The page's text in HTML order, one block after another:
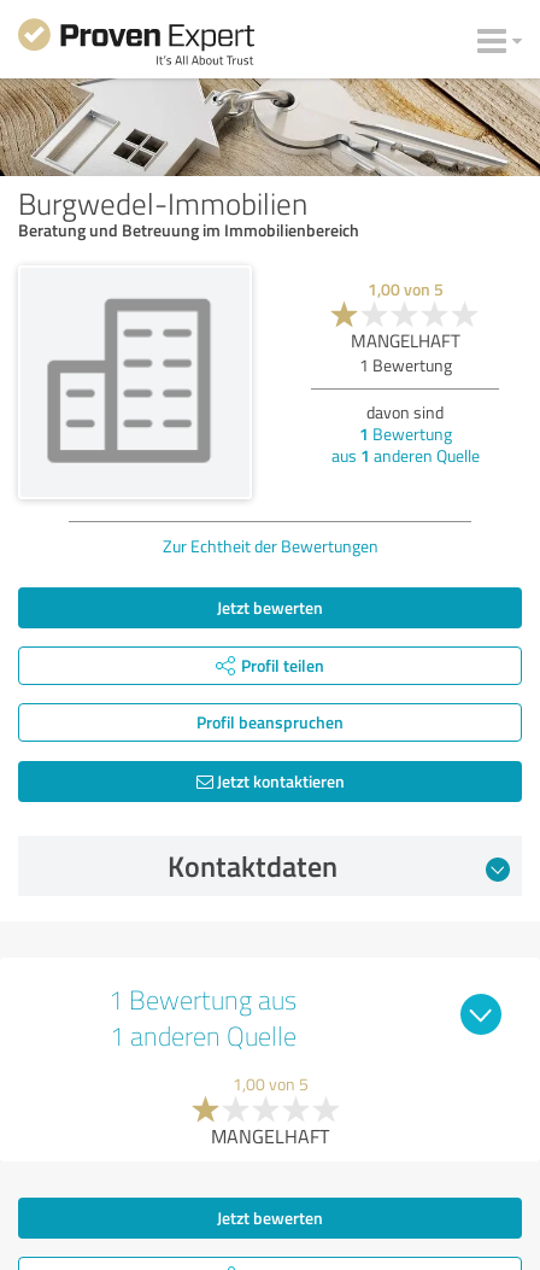
Burgwedel-Immobilien
Beratung und Betreuung im Immobilienbereich
1,00von 5
MANGELHAFT
1 Bewertung
davon sind
1 Bewertung
aus 1 anderen Quelle
Zur Echtheit der Bewertungen
Jetzt bewerten
Profil teilen
Profil beanspruchen
Jetzt kontaktieren
Kontaktdaten
1 Bewertung aus
1 anderen Quelle
1,00 von 5
MANGELHAFT
Jetzt bewerten